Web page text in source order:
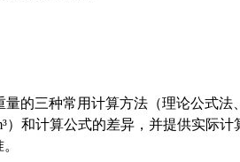
的三种常用计算方法（理论公式
）和计算公式的差异，并提供实际